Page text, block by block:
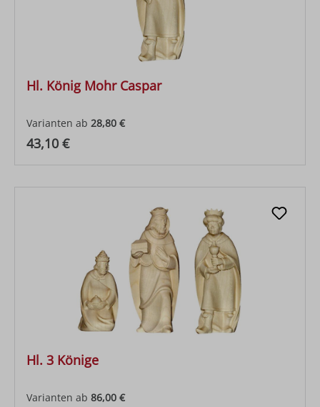
Hl. König Mohr Caspar
Varianten ab 28,80 €
Regulärer Preis:
43,10 €
Hl. 3 Könige
Varianten ab 86,00 €